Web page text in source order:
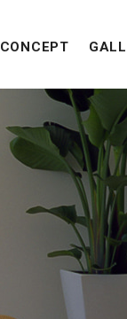
CONCEPT